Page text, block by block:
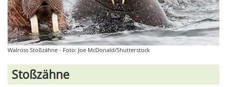
Walross Stoßzähne - Foto: Joe McDonald/Shutterstock
Stoßzähne